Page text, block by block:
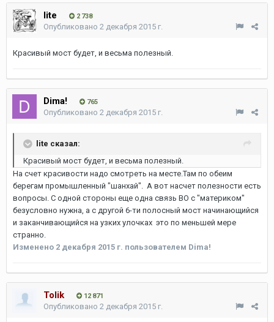
lite 2 738
Опубликовано 2 декабря 2015 г.
Красивый мост будет, и весьма полезный.
Dima! 765
Опубликовано 2 декабря 2015 г.
lite сказал:
Красивый мост будет, и весьма полезный.
На счет красивости надо смотреть на месте.Там по обеим
берегам промышленный "шанхай". А вот насчет полезности есть
вопросы. С одной стороны еще одна связь ВО с "материком"
безусловно нужна, а с другой 6-ти полосный мост начинающийся
и заканчивающийся на узких улочках это по меньшей мере
странно.
Изменено 2 декабря 2015 г. пользователем Dima!
Tolik 12 871
Опубликовано 2 декабря 2015 г.